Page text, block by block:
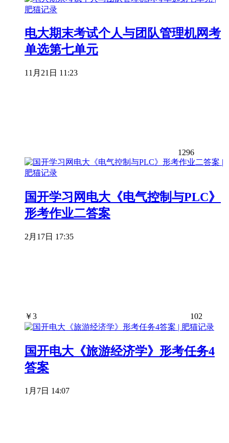
电大期末考试个人与团队管理机网考
单选第七单元
11月21日 11:23
1296
国开学习网电大《电气控制与PLC》
形考作业二答案
2月17日 17:35
￥3 102
国开电大《旅游经济学》形考任务4
答案
1月7日 14:07